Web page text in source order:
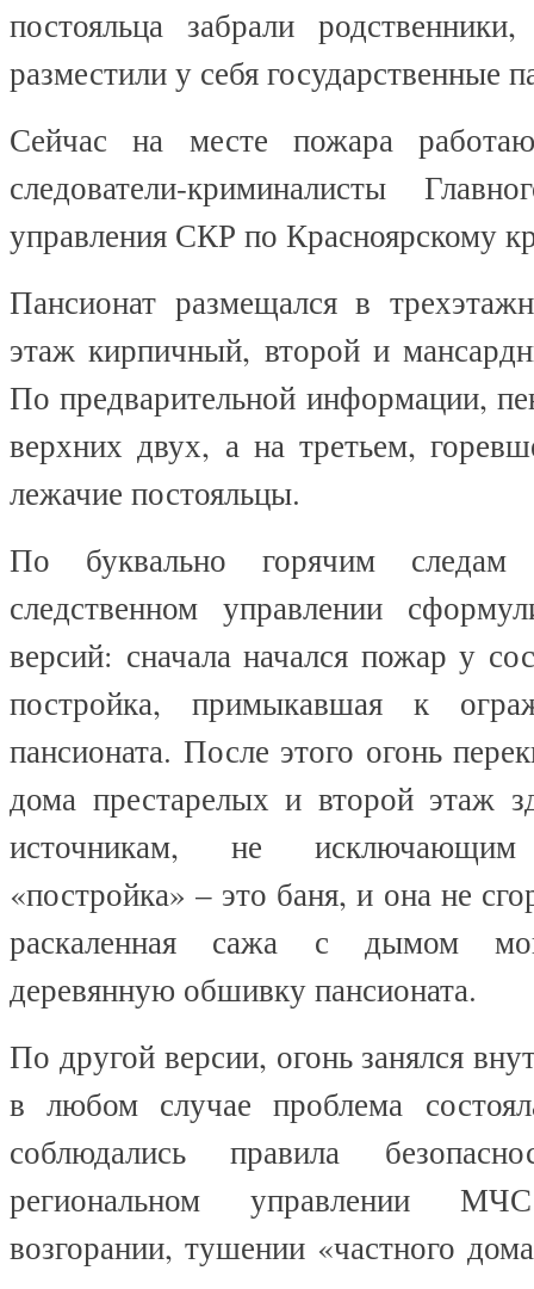
постояльца забрали
разместили у себя государственные
Сейчас на месте пожара
следователи-криминалисты
управления СКР по Красноярскому
Пансионат размещался в
этаж кирпичный, второй и
По предварительной информации,
верхних двух, а на третьем,
лежачие постояльцы.
По буквально горячим следам
следственном управлении
версий: сначала начался пожар у
постройка, примыкавшая к
пансионата. После этого огонь
дома престарелых и второй этаж
источникам, не
«постройка» – это баня, и она не
раскаленная сажа с дымом
деревянную обшивку пансионата.
По другой версии, огонь занялся
в любом случае проблема
соблюдались правила
региональном управлении
возгорании, тушении «частного